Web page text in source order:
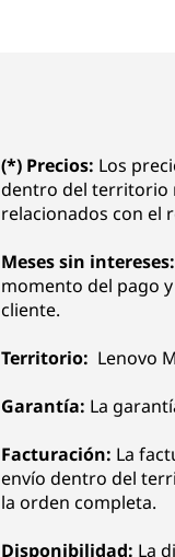
(*) Precios: Los
dentro del territorio
relacionados con el
Meses sin intereses:
momento del pago
cliente.
Territorio: Lenovo
Garantía: La
Facturación: La
envío dentro del
la orden completa.
Disponibilidad: La